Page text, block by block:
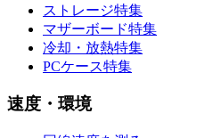
ストレージ特集
マザーボード特集
冷却・放熱特集
PCケース特集
速度・環境